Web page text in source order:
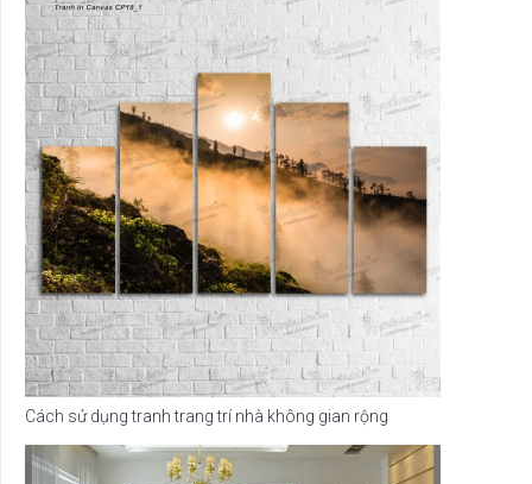
Cách sử dụng tranh trang trí nhà không gian rộng